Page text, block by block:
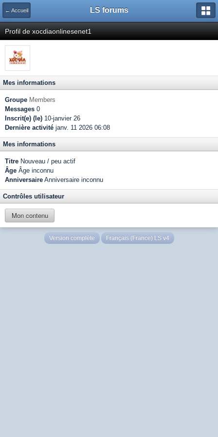
← Accueil LS forums
Profil de xocdiaonlinesenet1
Mes informations
Groupe Members
Messages 0
Inscrit(e) (le) 10-janvier 26
Dernière activité janv. 11 2026 06:08
Mes informations
Titre Nouveau / peu actif
Âge Âge inconnu
Anniversaire Anniversaire inconnu
Contrôles utilisateur
Mon contenu
Version complète Français (France) LS v4